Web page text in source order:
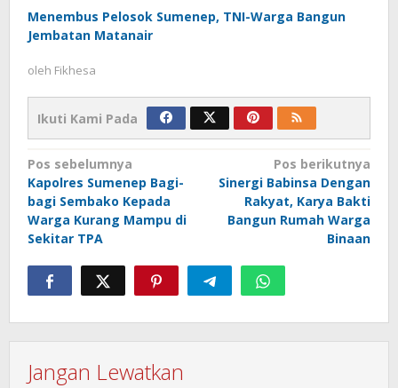
Menembus Pelosok Sumenep, TNI-Warga Bangun
Jembatan Matanair
oleh Fikhesa
Ikuti Kami Pada
Navigasi
pos
Pos sebelumnya
Kapolres Sumenep Bagi-
bagi Sembako Kepada
Warga Kurang Mampu di
Sekitar TPA
Pos berikutnya
Sinergi Babinsa Dengan
Rakyat, Karya Bakti
Bangun Rumah Warga
Binaan
Jangan Lewatkan